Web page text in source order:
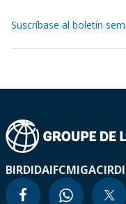
Suscríbase al boletín
BIRDIDAIFCMIGACIRDI